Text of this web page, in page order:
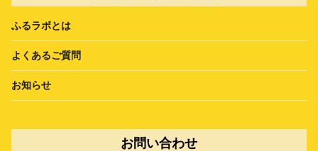
ふるラボとは
よくあるご質問
お知らせ
お問い合わせ